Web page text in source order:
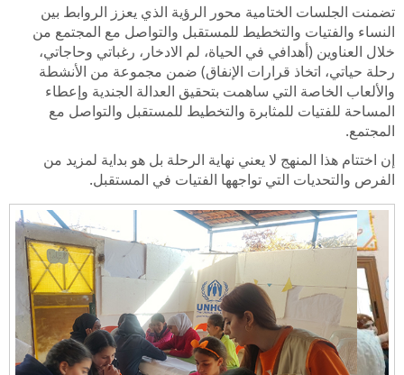
تضمنت الجلسات الختامية محور الرؤية الذي يعزز الروابط بين
النساء والفتيات والتخطيط للمستقبل والتواصل مع المجتمع من
خلال العناوين (أهدافي في الحياة، لم الادخار، رغباتي وحاجاتي،
رحلة حياتي، اتخاذ قرارات الإنفاق) ضمن مجموعة من الأنشطة
والألعاب الخاصة التي ساهمت بتحقيق العدالة الجندية وإعطاء
المساحة للفتيات للمثابرة والتخطيط للمستقبل والتواصل مع
المجتمع.
إن اختتام هذا المنهج لا يعني نهاية الرحلة بل هو بداية لمزيد من
الفرص والتحديات التي تواجهها الفتيات في المستقبل.